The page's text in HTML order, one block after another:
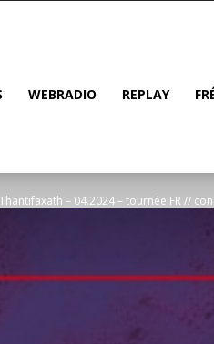
WEBRADIO REPLAY
Thantifaxath – 04.2024 – tournée FR //